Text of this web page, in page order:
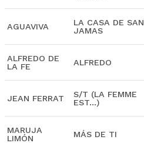
AGUAVIVA
LA CASA DE SAN
JAMAS
ALFREDO DE
LA FE
ALFREDO
JEAN FERRAT
S/T (LA FEMME
EST...)
MARUJA
LIMÓN
MÁS DE TI